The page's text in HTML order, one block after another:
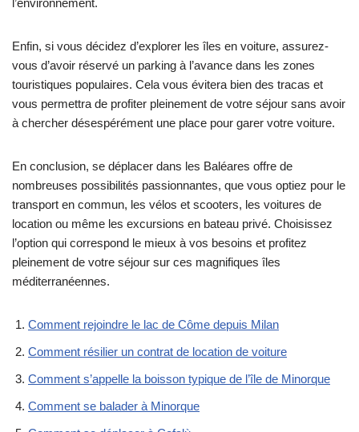
Enfin, si vous décidez d’explorer les îles en voiture, assurez-
vous d’avoir réservé un parking à l’avance dans les zones
touristiques populaires. Cela vous évitera bien des tracas et
vous permettra de profiter pleinement de votre séjour sans avoir
à chercher désespérément une place pour garer votre voiture.
En conclusion, se déplacer dans les Baléares offre de
nombreuses possibilités passionnantes, que vous optiez pour le
transport en commun, les vélos et scooters, les voitures de
location ou même les excursions en bateau privé. Choisissez
l’option qui correspond le mieux à vos besoins et profitez
pleinement de votre séjour sur ces magnifiques îles
méditerranéennes.
Comment rejoindre le lac de Côme depuis Milan
Comment résilier un contrat de location de voiture
Comment s’appelle la boisson typique de l’île de Minorque
Comment se balader à Minorque